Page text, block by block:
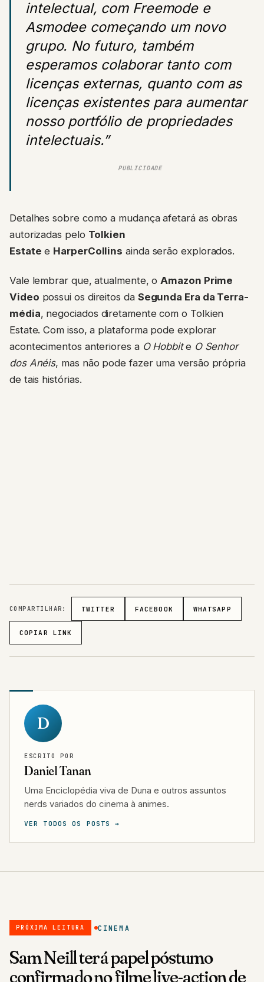
intelectual, com Freemode e
Asmodee começando um novo
grupo. No futuro, também
esperamos colaborar tanto com
licenças externas, quanto com as
licenças existentes para aumentar
nosso portfólio de propriedades
intelectuais.”
PUBLICIDADE
Detalhes sobre como a mudança afetará as obras
autorizadas pelo Tolkien
Estate e HarperCollins ainda serão explorados.
Vale lembrar que, atualmente, o Amazon Prime
Video possui os direitos da Segunda Era da Terra-
média, negociados diretamente com o Tolkien
Estate. Com isso, a plataforma pode explorar
acontecimentos anteriores a O Hobbite O Senhor
dos Anéis, mas não pode fazer uma versão própria
de tais histórias.
COMPARTILHAR: TWITTER FACEBOOK WHATSAPP
COPIAR LINK
D
ESCRITO POR
Daniel Tanan
Uma Enciclopédia viva de Duna e outros assuntos
nerds variados do cinema à animes.
VER TODOS OS POSTS →
PRÓXIMA LEITURA CINEMA
Sam Neill terá papel póstumo
confirmado no filme live-action de